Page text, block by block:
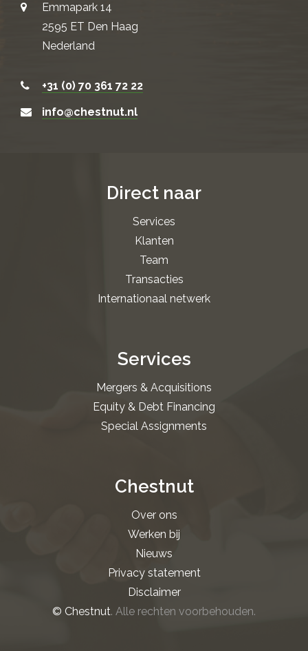
Emmapark 14
2595 ET Den Haag
Nederland
+31 (0) 70 361 72 22
info@chestnut.nl
Direct naar
Services
Klanten
Team
Transacties
Internationaal netwerk
Services
Mergers & Acquisitions
Equity & Debt Financing
Special Assignments
Chestnut
Over ons
Werken bij
Nieuws
Privacy statement
Disclaimer
© Chestnut. Alle rechten voorbehouden.